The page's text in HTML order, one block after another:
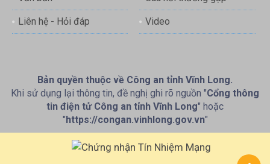
Liên hệ - Hỏi đáp Video
Bản quyền thuộc về Công an tỉnh Vĩnh Long.
Khi sử dụng lại thông tin, đề nghị ghi rõ nguồn "Cổng thông
tin điện tử Công an tỉnh Vĩnh Long" hoặc
"https://congan.vinhlong.gov.vn"